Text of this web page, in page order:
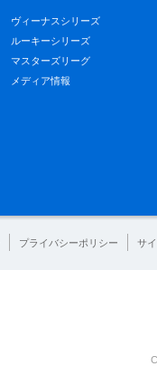
ヴィーナスシリーズ
ルーキーシリーズ
マスターズリーグ
メディア情報
プライバシーポリシー サ